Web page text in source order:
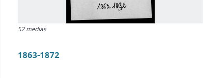
52 medias
1863-1872